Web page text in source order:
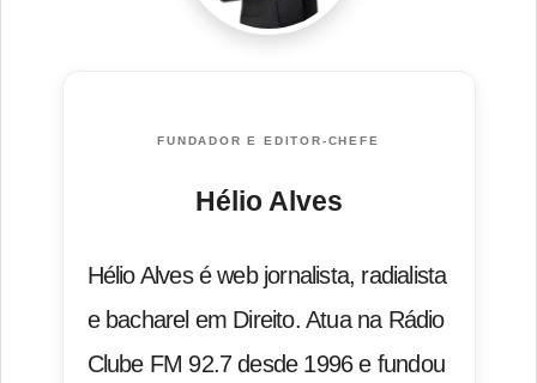
FUNDADOR E EDITOR-CHEFE
Hélio Alves
Hélio Alves é web jornalista, radialista
e bacharel em Direito. Atua na Rádio
Clube FM 92.7 desde 1996 e fundou